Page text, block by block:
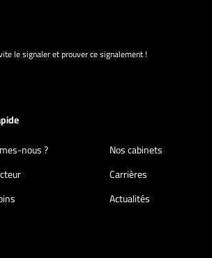
le signaler et prouver ce signalement !
nous ?
Nos cabinets
Carrières
Actualités